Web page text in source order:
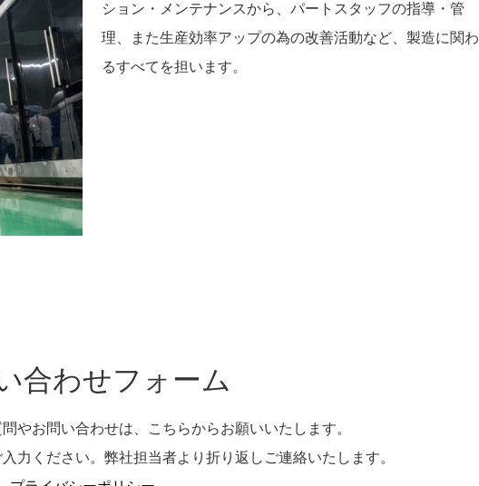
ション・メンテナンスから、パートスタッフの指導・管
理、また生産効率アップの為の改善活動など、製造に関わ
るすべてを担います。
合わせフォーム
やお問い合わせは、こちらからお願いいたします。
力ください。弊社担当者より折り返しご連絡いたします。